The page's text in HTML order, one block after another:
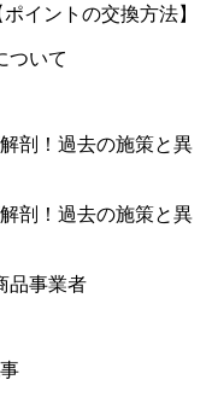
イントの交換方法】
ついて
剖！過去の施策と異
剖！過去の施策と異
品事業者